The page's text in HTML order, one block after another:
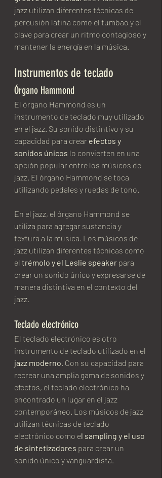
jazz utilizan diferentes técnicas de
percusión latina como el tumbao y el
clave para crear un ritmo contagioso y
mantener la energía en la música.
Instrumentos de teclado
Órgano Hammond
El órgano Hammond es un
instrumento de teclado muy utilizado
en el jazz. Su sonido distintivo y su
capacidad para crear efectos y
sonidos únicos lo convierten en una
opción popular entre los músicos de
jazz. El órgano Hammond se toca
utilizando pedales y ruedas de tono.
En el jazz, el órgano Hammond se
utiliza para agregar sustancia y
textura a la música. Los músicos de
jazz utilizan diferentes técnicas como
el trémolo y el Leslie speaker para
crear un sonido único y expresarse de
manera distintiva en el contexto del
jazz.
Teclado electrónico
El teclado electrónico es otro
instrumento de teclado utilizado en el
jazz moderno. Con su capacidad para
recrear una amplia gama de sonidos y
efectos, el teclado electrónico ha
encontrado un lugar en el jazz
contemporáneo. Los músicos de jazz
utilizan técnicas de teclado
electrónico como el sampling y el uso
de sintetizadores para crear un
sonido único y vanguardista.